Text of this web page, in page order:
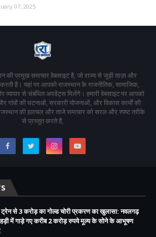
07, 2025
की प्रमुख समाचार वेबसाइट है, जो राज्य से जुड़ी ताज़ा और
है। यहां पर आपको राजस्थान के राजनीतिक, सामाजिक,
व्यापार से संबंधित अपडेट्स मिलेंगे। हमारी वेबसाइट पर आपको
गांवों की घटनाओं, सरकारी योजनाओं, और विकास कार्यों की
की हलचल और ताजे समाचार को सरल और स्पष्ट तरीके
से प्रस्तुत करते हैं,
से 3 करोड़ का गोल्ड चोरी प्रकरण का खुलासा: नवलगढ़
में गाड़े गए करीब 2 करोड़ रुपये मूल्य के सोने के आभूषण